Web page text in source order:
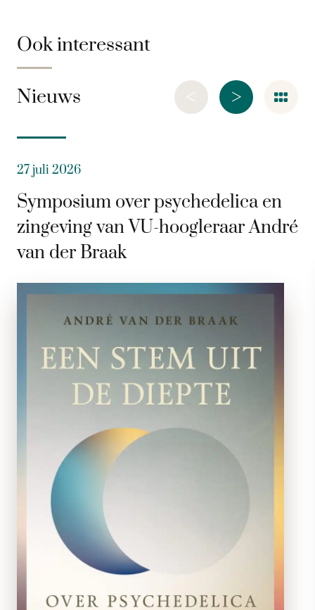
Ook interessant
Nieuws >
<
27 juli 2026
Symposium over psychedelica en
zingeving van VU-hoogleraar André
van der Braak